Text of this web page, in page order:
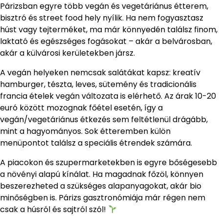
Párizsban egyre több vegán és vegetáriánus étterem,
bisztró és street food hely nyílik. Ha nem fogyasztasz
húst vagy tejterméket, ma már könnyedén találsz finom,
laktató és egészséges fogásokat – akár a belvárosban,
akár a külvárosi kerületekben jársz.
A vegán helyeken nemcsak salátákat kapsz: kreatív
hamburger, tészta, leves, sütemény és tradicionális
francia ételek vegán változata is elérhető. Az árak 10-20
euró között mozognak főétel esetén, így a
vegán/vegetáriánus étkezés sem feltétlenül drágább,
mint a hagyományos. Sok étteremben külön
menüpontot találsz a speciális étrendek számára.
A piacokon és szupermarketekben is egyre bőségesebb
a növényi alapú kínálat. Ha magadnak főzöl, könnyen
beszerezheted a szükséges alapanyagokat, akár bio
minőségben is. Párizs gasztronómiája már régen nem
csak a húsról és sajtról szól!